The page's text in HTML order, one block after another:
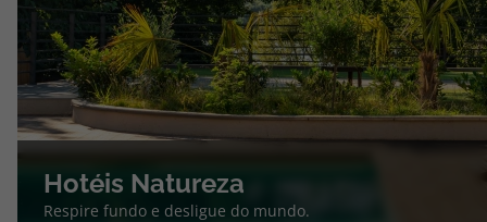
Hotéis Natureza
Respire fundo e desligue do mundo.